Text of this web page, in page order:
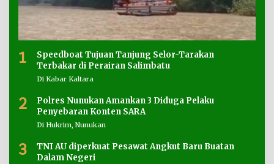
1
Speedboat Tujuan Tanjung Selor-Tarakan
Terbakar di Perairan Salimbatu
Di Kabar Kaltara
2
Polres Nunukan Amankan 3 Diduga Pelaku
Penyebaran Konten SARA
Di Hukrim, Nunukan
3
TNI AU diperkuat Pesawat Angkut Baru Buatan
Dalam Negeri